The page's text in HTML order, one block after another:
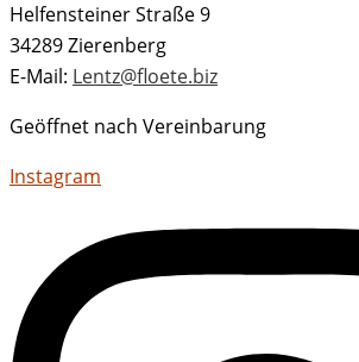
Helfensteiner Straße 9
34289 Zierenberg
E-Mail: Lentz@floete.biz
Geöffnet nach Vereinbarung
Instagram